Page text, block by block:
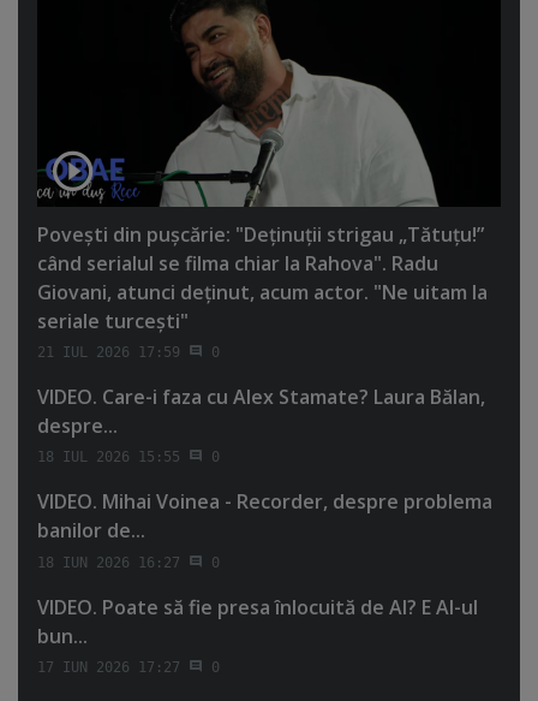
Poveşti din puşcărie: "Deţinuţii strigau „Tătuţu!”
când serialul se filma chiar la Rahova". Radu
Giovani, atunci deţinut, acum actor. "Ne uitam la
seriale turceşti"
21 IUL 2026 17:59 0
VIDEO. Care-i faza cu Alex Stamate? Laura Bălan,
despre...
18 IUL 2026 15:55 0
VIDEO. Mihai Voinea - Recorder, despre problema
banilor de...
18 IUN 2026 16:27 0
VIDEO. Poate să fie presa înlocuită de AI? E AI-ul
bun...
17 IUN 2026 17:27 0